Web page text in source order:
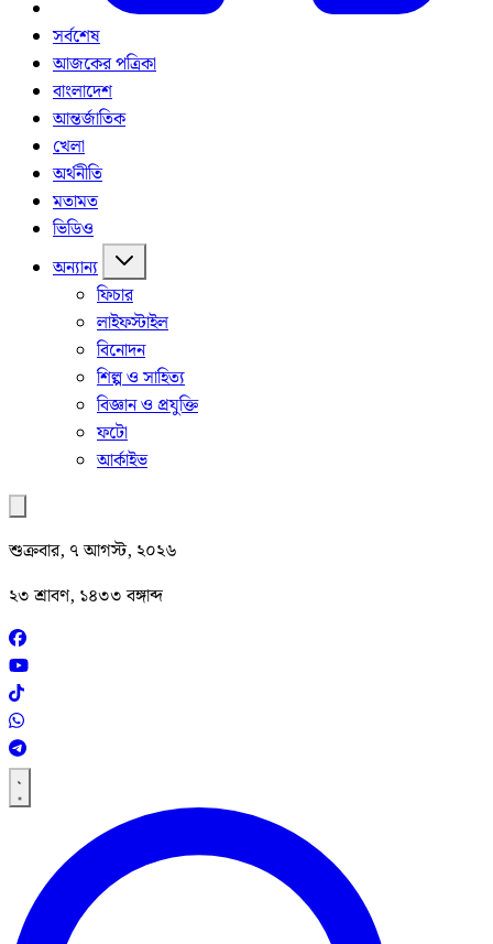
সর্বশেষ
আজকের পত্রিকা
বাংলাদেশ
আন্তর্জাতিক
খেলা
অর্থনীতি
মতামত
ভিডিও
অন্যান্য
ফিচার
লাইফস্টাইল
বিনোদন
শিল্প ও সাহিত্য
বিজ্ঞান ও প্রযুক্তি
ফটো
আর্কাইভ
শুক্রবার, ৭ আগস্ট, ২০২৬
২৩ শ্রাবণ, ১৪৩৩ বঙ্গাব্দ